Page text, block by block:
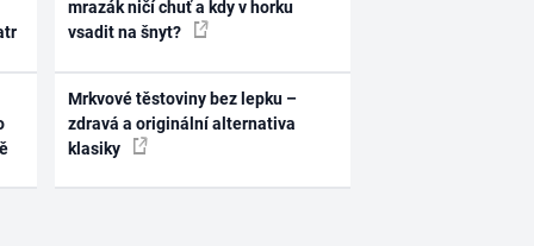
mrazák ničí chuť a kdy v horku
vsadit na šnyt?
Mrkvové těstoviny bez lepku –
zdravá a originální alternativa
klasiky